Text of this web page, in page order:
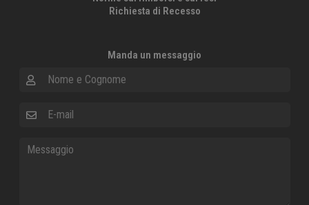
Richiesta di Recesso
Manda un messaggio